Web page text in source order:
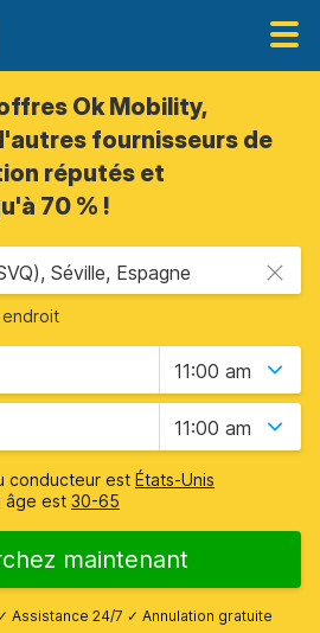
Ok Mobility,
fournisseurs de
réputés et
70 % !
Séville, Espagne
endroit
11:00 am
11:00 am
conducteur est États-Unis
âge est 30-65
maintenant
Assistance 24/7 ✓ Annulation gratuite